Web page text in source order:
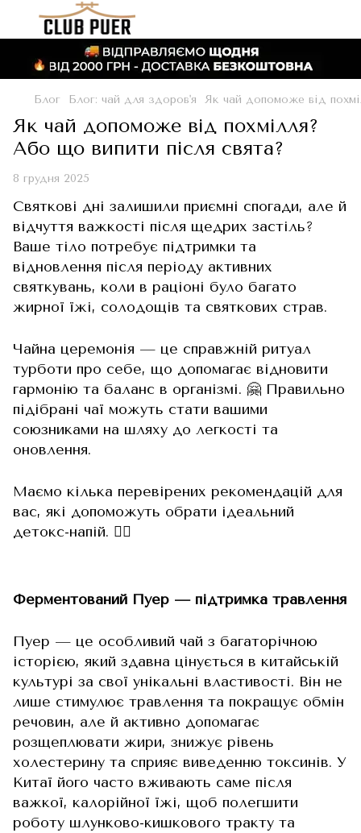
Блог Блог: чай для здоров'я Як чай допоможе від
Як чай допоможе від похмілля?
Або що випити після свята?
8 грудня 2025
Святкові дні залишили приємні спогади, але й
відчуття важкості після щедрих застіль?
Ваше тіло потребує підтримки та
відновлення після періоду активних
святкувань, коли в раціоні було багато
жирної їжі, солодощів та святкових страв.
Чайна церемонія — це справжній ритуал
турботи про себе, що допомагає відновити
гармонію та баланс в організмі. 🤗 Правильно
підібрані чаї можуть стати вашими
союзниками на шляху до легкості та
оновлення.
Маємо кілька перевірених рекомендацій для
вас, які допоможуть обрати ідеальний
детокс-напій. 👇🏻
Ферментований Пуер — підтримка травлення
Пуер — це особливий чай з багаторічною
історією, який здавна цінується в китайській
культурі за свої унікальні властивості. Він не
лише стимулює травлення та покращує обмін
речовин, але й активно допомагає
розщеплювати жири, знижує рівень
холестерину та сприяє виведенню токсинів. У
Китаї його часто вживають саме після
важкої, калорійної їжі, щоб полегшити
роботу шлунково-кишкового тракту та